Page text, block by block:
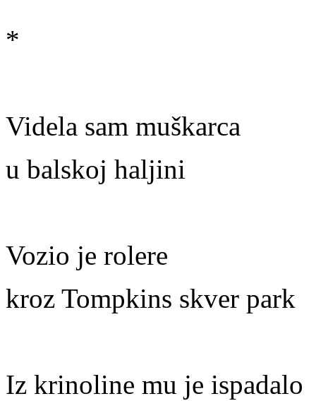
*
Videla sam muškarca
u balskoj haljini
Vozio je rolere
kroz Tompkins skver park
Iz krinoline mu je ispadalo